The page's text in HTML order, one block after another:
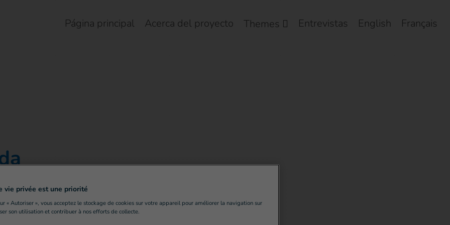
Página principal
Acerca del proyecto Themes Entrevistas English Français
vie privée est une priorité
« Autoriser », vous acceptez le stockage de cookies sur votre appareil pour améliorer la navigation sur
son utilisation et contribuer à nos efforts de collecte.